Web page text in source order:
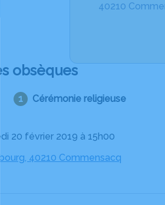
40210
obsèques
Cérémonie religieuse
20 février 2019 à 15h00
bourg, 40210 Commensacq